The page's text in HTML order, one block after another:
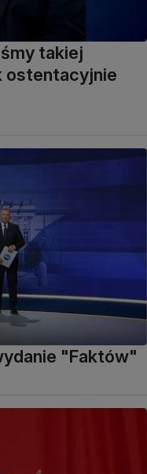
takiej
ostentacyjnie
"Faktów"